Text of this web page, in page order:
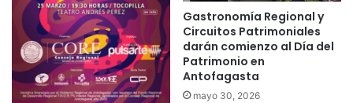
Gastronomía Regional y
Circuitos Patrimoniales
darán comienzo al Día del
Patrimonio en
Antofagasta
mayo 30, 2026